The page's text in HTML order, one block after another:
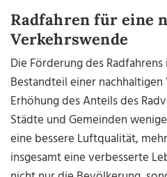
Radfahren für eine
Verkehrswende
Die Förderung des
Bestandteil einer
Erhöhung des Anteils des
Städte und Gemeinden
eine bessere Luftqualität,
insgesamt eine verbesserte